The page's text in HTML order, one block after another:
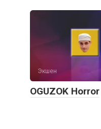
Экшен
OGUZOK Horror